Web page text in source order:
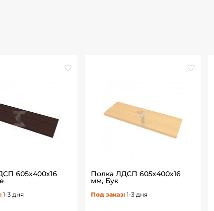
605х400х16
1-3 дня
Полка ЛДСП 605х400х16
мм, Бук
Под заказ: 1-3 дня